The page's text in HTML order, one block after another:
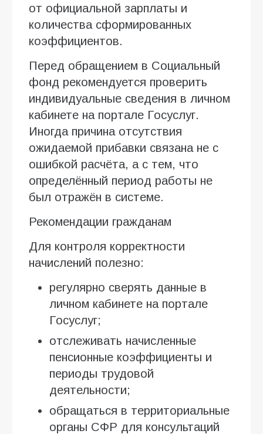
от официальной зарплаты и
количества сформированных
коэффициентов.
Перед обращением в Социальный
фонд рекомендуется проверить
индивидуальные сведения в личном
кабинете на портале Госуслуг.
Иногда причина отсутствия
ожидаемой прибавки связана не с
ошибкой расчёта, а с тем, что
определённый период работы не
был отражён в системе.
Рекомендации гражданам
Для контроля корректности
начислений полезно:
регулярно сверять данные в
личном кабинете на портале
Госуслуг;
отслеживать начисленные
пенсионные коэффициенты и
периоды трудовой
деятельности;
обращаться в территориальные
органы СФР для консультаций